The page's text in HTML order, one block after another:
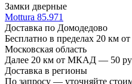
Замки дверные
Mottura 85.971
Доставка по Домодедово
Бесплатно в пределах 20 км
Московская область
Далее 20 км от МКАД — 50
Доставка в регионы
По запросу — уточняйте